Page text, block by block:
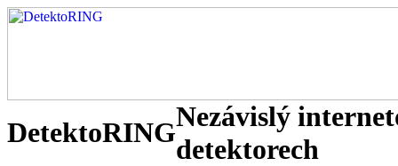
DetektoRINGNezávislý
detektorech